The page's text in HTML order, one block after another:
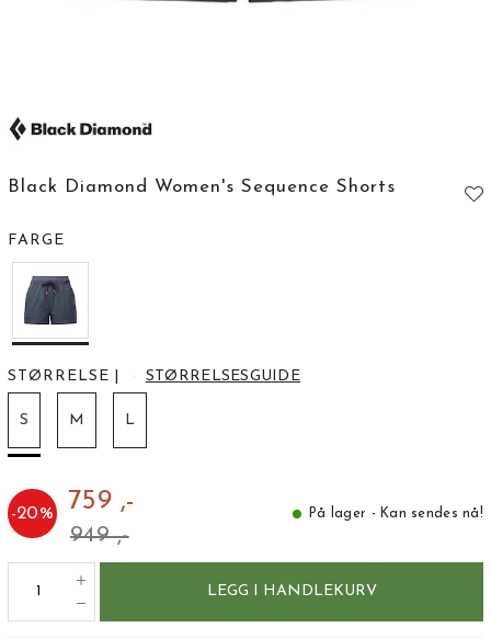
Black Diamond Women's Sequence Shorts
FARGE
STØRRELSE STØRRELSESGUIDE
S M L
-20% 759 ,-
949 ,-
På lager - Kan sendes nå!
LEGG I HANDLEKURV